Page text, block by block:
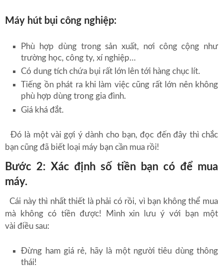
Máy hút bụi công nghiệp:
Phù hợp dùng trong sản xuất, nơi công cộng như
trường học, công ty, xí nghiệp…
Có dung tích chứa bụi rất lớn lên tới hàng chục lít.
Tiếng ồn phát ra khi làm việc cũng rất lớn nên không
phù hợp dùng trong gia đình.
Giá khá đắt.
Đó là một vài gợi ý dành cho bạn, đọc đến đây thì chắc
bạn cũng đã biết loại máy bạn cần mua rồi!
Bước 2: Xác định số tiền bạn có để mua
máy.
Cái này thì nhất thiết là phải có rồi, vì bạn không thể mua
mà không có tiền được! Mình xin lưu ý với bạn một
vài điều sau:
Đừng ham giá rẻ, hãy là một người tiêu dùng thông
thái!